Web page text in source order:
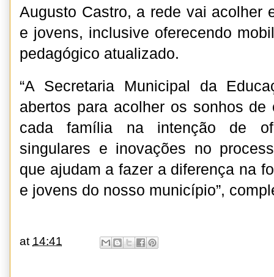
Augusto Castro, a rede vai acolher
e jovens, inclusive oferecendo
pedagógico atualizado.
“A Secretaria Municipal da
abertos para acolher os sonhos
cada família na intenção de
singulares e inovações no
que ajudam a fazer a diferença na
e jovens do nosso município”,
at 14:41